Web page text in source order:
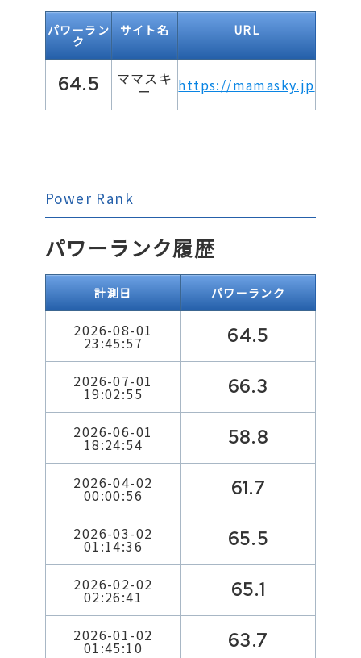
パワーラン
ク
サイト名 URL
64.5 ママスキ
ー https://mamasky.jp
Power Rank
パワーランク履歴
計測日 パワーランク
2026-08-01
23:45:57 64.5
2026-07-01
19:02:55 66.3
2026-06-01
18:24:54 58.8
2026-04-02
00:00:56 61.7
2026-03-02
01:14:36 65.5
2026-02-02
02:26:41 65.1
2026-01-02
01:45:10 63.7